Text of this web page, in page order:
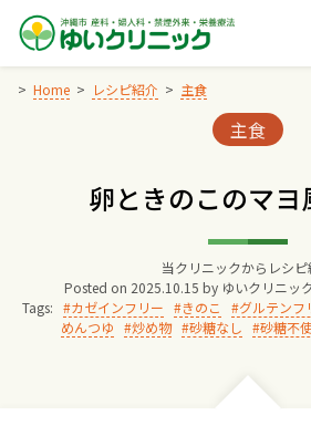
Skip
content
Home レシピ紹介 主食
Categories:
主食
卵ときのこのマヨ
当クリニックからレシピ
Posted on 2025.10.15 by ゆいクリニッ
Tags:
カゼインフリー きのこ グルテンフ
めんつゆ
炒め物 砂糖なし 砂糖不
院長からのごあい